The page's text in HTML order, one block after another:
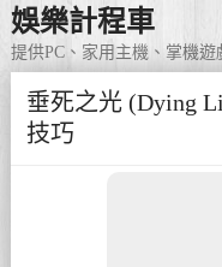
娛樂計程車
提供PC、家用主機、掌機
垂死之光 (Dying
技巧